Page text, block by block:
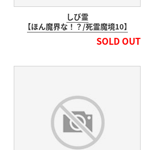
しび霊
【ほん魔界な！？/死霊魔境10】
SOLD OUT